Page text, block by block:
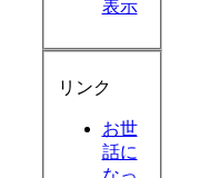
表示
リンク
お世
話に